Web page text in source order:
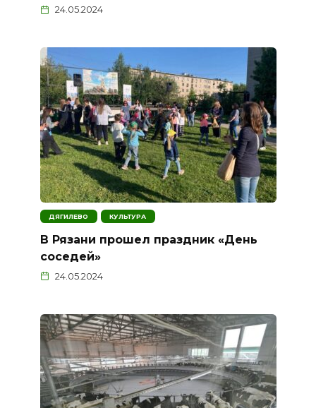
24.05.2024
ДЯГИЛЕВО КУЛЬТУРА
В Рязани прошел праздник «День
соседей»
24.05.2024